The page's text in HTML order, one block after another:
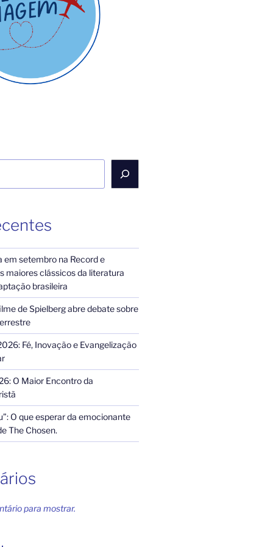
em setembro na Record e
maiores clássicos da literatura
brasileira
de Spielberg abre debate sobre
Fé, Inovação e Evangelização
O Maior Encontro da
O que esperar da emocionante
The Chosen.
para mostrar.